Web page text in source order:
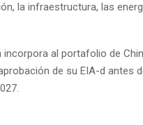
la infraestructura, las
al portafolio de
de su EIA-d antes